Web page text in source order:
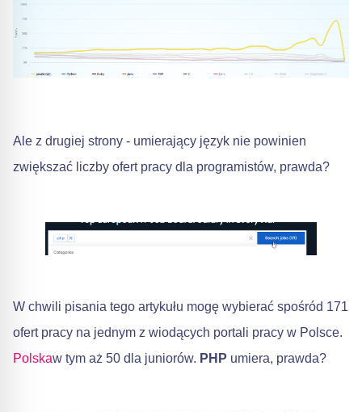
Ale z drugiej strony - umierający język nie powinien
zwiększać liczby ofert pracy dla programistów, prawda?
W chwili pisania tego artykułu mogę wybierać spośród 171
ofert pracy na jednym z wiodących portali pracy w Polsce.
Polskaw tym aż 50 dla juniorów. PHP umiera, prawda?